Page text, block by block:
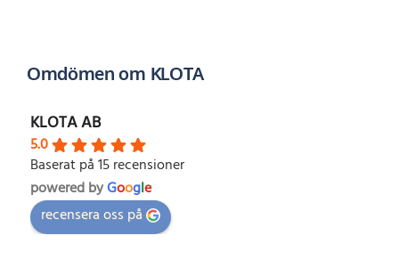
Omdömen om KLOTA
KLOTA AB
5.0
Baserat på 15 recensioner
powered byGoogle
recensera oss på